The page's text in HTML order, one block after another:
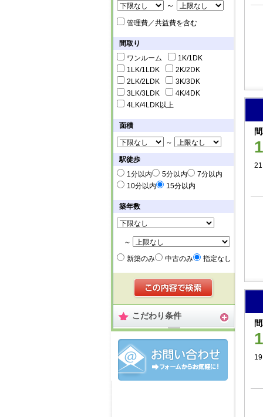
～
管理費／共益費を含む
間取り
ワンルーム
1K/1DK
1LK/1LDK
2K/2DK
2LK/2LDK
3K/3DK
3LK/3LDK
4K/4DK
4LK/4LDK以上
面積
～
駅徒歩
1分以内
5分以内
7分以内
10分以内
15分以内
築年数
～
新築のみ
中古のみ 指定なし
こだわり条件